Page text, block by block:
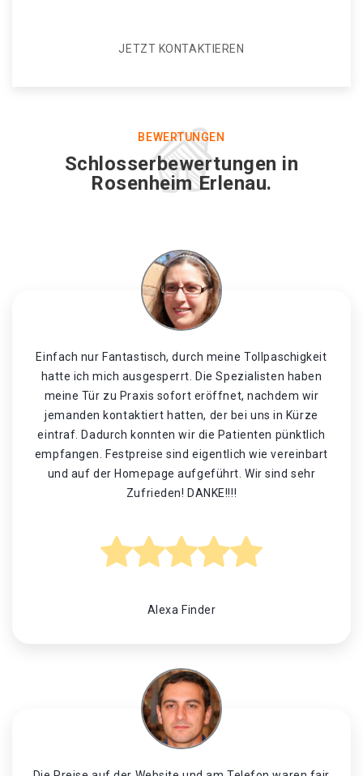
JETZT KONTAKTIEREN
BEWERTUNGEN
Schlosserbewertungen in
Rosenheim Erlenau.
Einfach nur Fantastisch, durch meine Tollpaschigkeit
hatte ich mich ausgesperrt. Die Spezialisten haben
meine Tür zu Praxis sofort eröffnet, nachdem wir
jemanden kontaktiert hatten, der bei uns in Kürze
eintraf. Dadurch konnten wir die Patienten pünktlich
empfangen. Festpreise sind eigentlich wie vereinbart
und auf der Homepage aufgeführt. Wir sind sehr
Zufrieden! DANKE!!!!
Alexa Finder